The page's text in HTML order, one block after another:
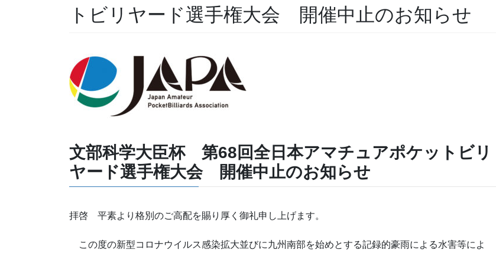
トビリヤード選手権大会 開催中止のお知らせ
文部科学大臣杯 第68回全日本アマチュアポケットビリ
ヤード選手権大会 開催中止のお知らせ
拝啓 平素より格別のご高配を賜り厚く御礼申し上げます。
この度の新型コロナウイルス感染拡大並びに九州南部を始めとする記録的豪雨による水害等によ